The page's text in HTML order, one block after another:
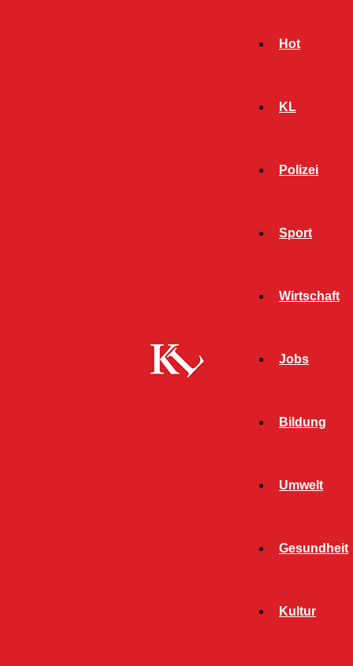
Hot
KL
Polizei
Sport
Wirtschaft
Jobs
Bildung
Umwelt
Gesundheit
Kultur